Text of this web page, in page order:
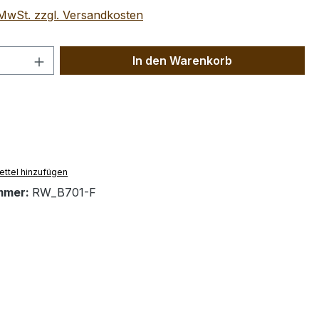
zzgl. Versandkosten
Anzahl: Gib den gewünschten Wert
In den Warenkorb
hinzufügen
RW_B701-F